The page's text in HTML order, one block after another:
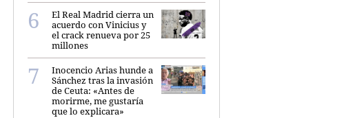
El Real Madrid cierra un
acuerdo con Vinicius y
el crack renueva por 25
millones
Inocencio Arias hunde a
Sánchez tras la invasión
de Ceuta: «Antes de
morirme, me gustaría
que lo explicara»